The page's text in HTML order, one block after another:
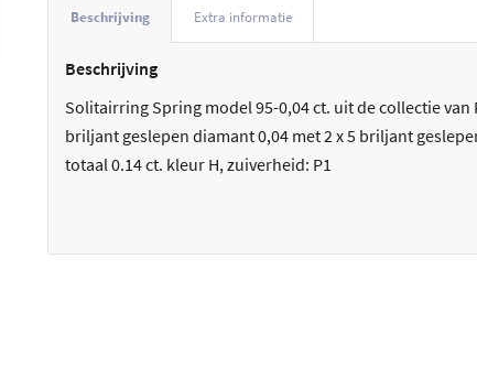
Beschrijving Extra informatie
Beschrijving
Solitairring Spring model 95-0,04 ct. uit de collectie
briljant geslepen diamant 0,04 met 2 x 5 briljant
totaal 0.14 ct. kleur H, zuiverheid: P1